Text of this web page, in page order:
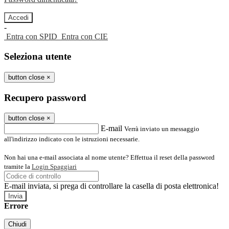
-
Entra con SPID Entra con CIE
Seleziona utente
button close ×
Recupero password
button close ×
E-mail Verrà inviato un messaggio
all'indirizzo indicato con le istruzioni necessarie.
Non hai una e-mail associata al nome utente? Effettua il reset della password
tramite la Login Spaggiari
E-mail inviata, si prega di controllare la casella di posta elettronica!
Errore
Chiudi